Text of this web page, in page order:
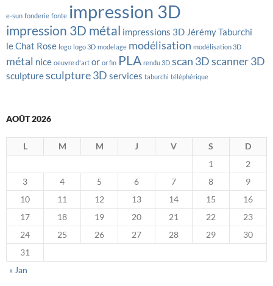
e-sun fonderie fonte impression 3D
impression 3D métal impressions 3D Jérémy Taburchi
le Chat Rose logo logo 3D modelage modélisation modélisation 3D
métal nice oeuvre d'art or or fin PLA rendu 3D scan 3Dscanner 3D
sculpturesculpture 3D services taburchi téléphérique
AOÛT 2026
L M M J V S
D
1
2
3
4 5 6 7 8
9
10
11 12 13 14 15
16
17
18 19 20 21 22
23
24
25 26 27 28 29
30
31
« Jan